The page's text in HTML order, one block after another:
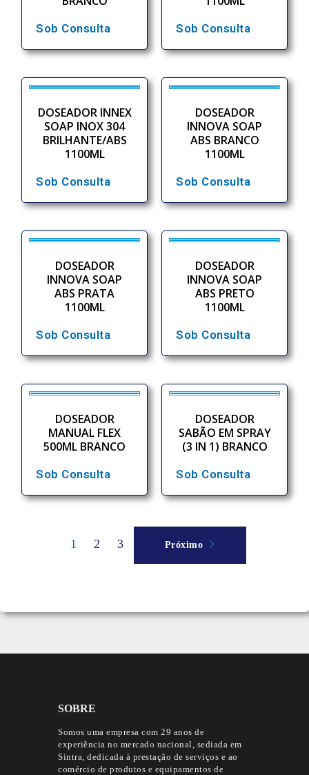
Sob Consulta Sob Consulta
DOSEADOR INNEX
SOAP INOX 304
BRILHANTE/ABS
1100ML
Sob Consulta
DOSEADOR
INNOVA SOAP
ABS BRANCO
1100ML
Sob Consulta
DOSEADOR
INNOVA SOAP
ABS PRATA
1100ML
Sob Consulta
DOSEADOR
INNOVA SOAP
ABS PRETO
1100ML
Sob Consulta
DOSEADOR
MANUAL FLEX
500ML BRANCO
Sob Consulta
DOSEADOR
SABÃO EM SPRAY
(3 IN 1) BRANCO
Sob Consulta
1 2 3 Próximo
SOBRE
Somos uma empresa com 29 anos de
experiência no mercado nacional, sediada em
Sintra, dedicada à prestação de serviços e ao
comércio de produtos e equipamentos de